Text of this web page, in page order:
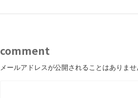
comment
メールアドレスが公開されることはありませ